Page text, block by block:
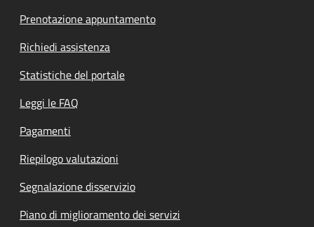
Prenotazione appuntamento
Richiedi assistenza
Statistiche del portale
Leggi le FAQ
Pagamenti
Riepilogo valutazioni
Segnalazione disservizio
Piano di miglioramento dei servizi